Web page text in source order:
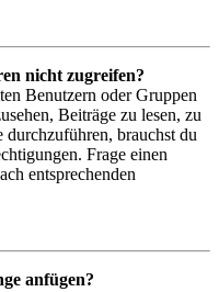
nicht zugreifen?
Benutzern oder Gruppen
Beiträge zu lesen, zu
durchzuführen, brauchst du
Frage einen
entsprechenden
anfügen?